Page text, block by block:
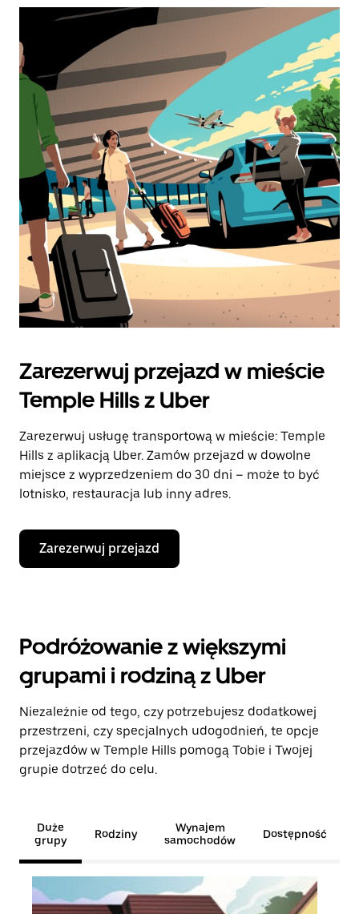
Zarezerwuj przejazd w mieście
Temple Hills z Uber
Zarezerwuj usługę transportową w mieście: Temple
Hills z aplikacją Uber. Zamów przejazd w dowolne
miejsce z wyprzedzeniem do 30 dni – może to być
lotnisko, restauracja lub inny adres.
Zarezerwuj przejazd
Podróżowanie z większymi
grupami i rodziną z Uber
Niezależnie od tego, czy potrzebujesz dodatkowej
przestrzeni, czy specjalnych udogodnień, te opcje
przejazdów w Temple Hills pomogą Tobie i Twojej
grupie dotrzeć do celu.
Duże
grupy
Rodziny
Wynajem
samochodów
Dostępność